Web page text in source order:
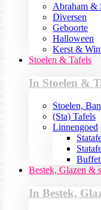
Abraham &
Diversen
Geboorte
Halloween
Kerst &
Stoelen & Tafels
In Stoelen &
Stoelen,
(Sta) Tafels
Linnengoed
Bestek, Glazen &
In Bestek,